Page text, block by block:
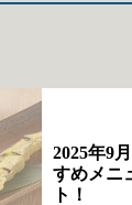
2025年9
すめメニ
ト！